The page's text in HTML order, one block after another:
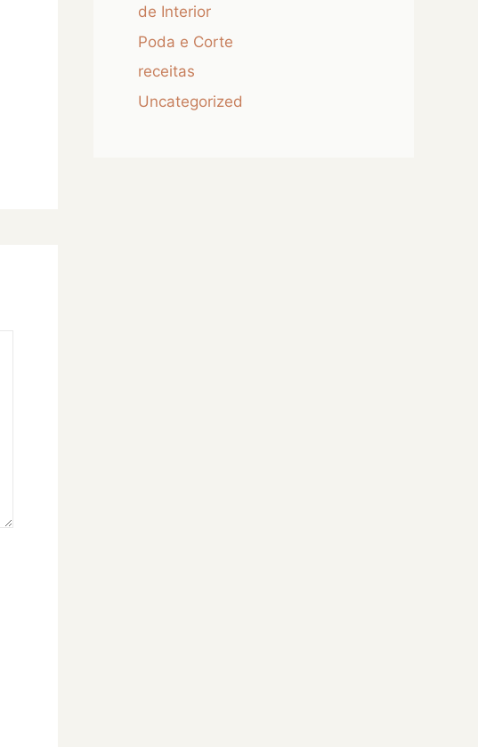
de Interior
Poda e Corte
receitas
Uncategorized